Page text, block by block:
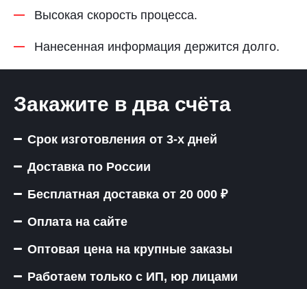
Высокая скорость процесса.
Нанесенная информация держится долго.
Закажите в два счёта
Срок изготовления от 3-х дней
Доставка по России
Бесплатная доставка от 20 000 ₽
Оплата на сайте
Оптовая цена на крупные заказы
Работаем только с ИП, юр лицами